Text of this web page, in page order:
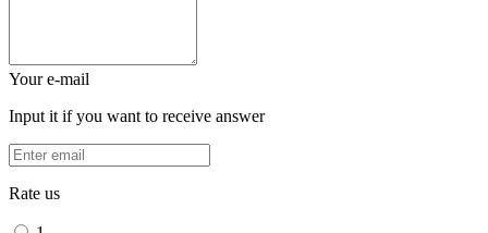
Your e-mail
Input it if you want to receive answer
Rate us